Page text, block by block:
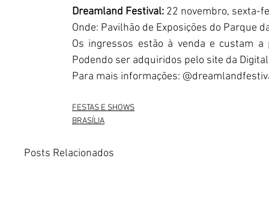
Dreamland Festival: 22 novembro, sexta-
Onde: Pavilhão de Exposições do Parque
Os ingressos estão à venda e custam
Podendo ser adquiridos pelo site da
Para mais informações:
FESTAS E SHOWS
BRASÍLIA
Posts Relacionados